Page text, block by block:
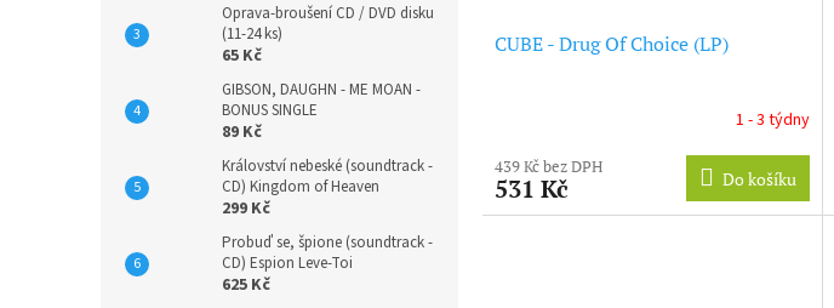
Oprava-broušení CD / DVD disku
(11-24 ks)
65 Kč
GIBSON, DAUGHN - ME MOAN -
BONUS SINGLE
89 Kč
Království nebeské (soundtrack -
CD) Kingdom of Heaven
299 Kč
Probuď se, špione (soundtrack -
CD) Espion Leve-Toi
625 Kč
CUBE - Drug Of Choice (LP)
1 - 3 týdny
439 Kč bez DPH
531 Kč Do košíku